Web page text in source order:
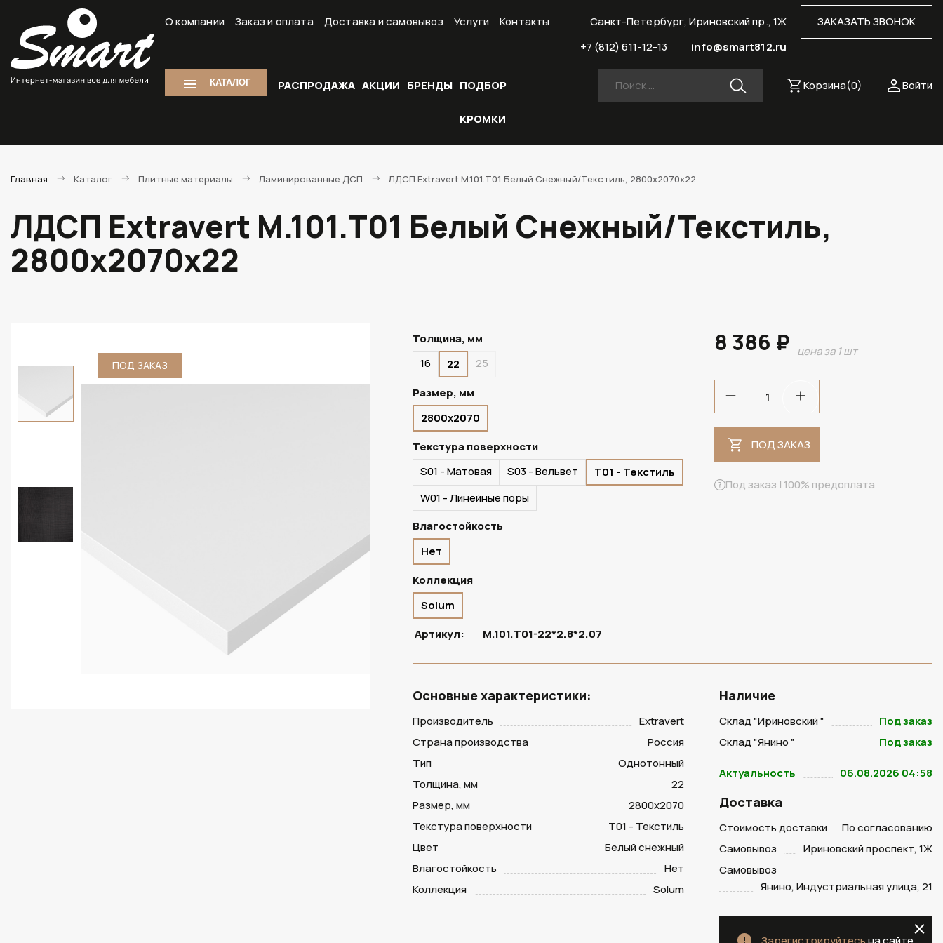
О компании Заказ и оплата Доставка и самовывоз Услуги Контакты ЗАКАЗАТЬ ЗВОНОК
Санкт-Петербург, Ириновский пр., 1Ж
info@smart812.ru
+7 (812) 611-12-13
КАТАЛОГ РАСПРОДАЖА АКЦИИ БРЕНДЫ ПОДБОР
КРОМКИ
Войти
Корзина(0)
Главная Каталог Плитные материалы Ламинированные ДСП ЛДСП Extravert M.101.T01 Белый Снежный/Текстиль, 2800х2070х22
ЛДСП Extravert M.101.T01 Белый Снежный/Текстиль,
2800х2070х22
ПОД ЗАКАЗ ПОД ЗАКАЗ
Толщина, мм
16
22
25
Размер, мм
2800х2070
Текстура поверхности
S01 - Матовая
S03 - Вельвет
T01 - Текстиль
W01 - Линейные поры
Влагостойкость
Нет
Коллекция
Solum
Артикул:
M.101.T01-22*2.8*2.07
8 386 ₽ цена за 1 шт
ПОД ЗАКАЗ
Под заказ | 100% предоплата
Основные характеристики:
Производитель
Extravert
Страна производства
Россия
Тип
Однотонный
Толщина, мм
22
Размер, мм
2800х2070
Текстура поверхности
T01 - Текстиль
Цвет
Белый снежный
Влагостойкость
Нет
Коллекция
Solum
Наличие
Склад "Ириновский "
Под заказ
Склад "Янино "
Под заказ
Актуальность 06.08.2026 04:58
Доставка
Стоимость доставки
По согласованию
Самовывоз
Ириновский проспект, 1Ж
Самовывоз
Янино, Индустриальная улица, 21